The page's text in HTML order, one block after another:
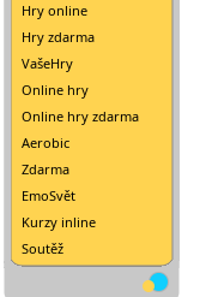
Hry online
Hry zdarma
VašeHry
Online hry
Online hry zdarma
Aerobic
Zdarma
EmoSvět
Kurzy inline
Soutěž